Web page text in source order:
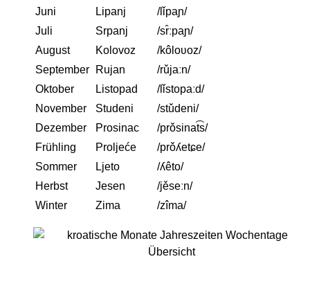
Juni Lipanj
/lǐpaɲ/
Juli
Srpanj
/sr̂ːpaɲ/
August
Kolovoz
/kôloʋoz/
September
Rujan
/rǔjaːn/
Oktober
Listopad
/lǐstopaːd/
November
Studeni
/stǔdeni/
Dezember
Prosinac
/prǒsinat͡s/
Frühling
Proljeće
/prǒʎetɕe/
Sommer
Ljeto
/ʎêto/
Herbst
Jesen
/jěseːn/
Winter
Zima /zîma/